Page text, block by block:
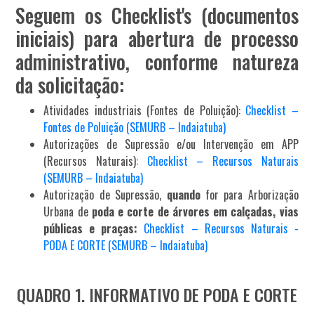
Seguem os Checklist's (documentos
iniciais) para abertura de processo
administrativo, conforme natureza
da solicitação:
Atividades industriais (Fontes de Poluição): Checklist –
Fontes de Poluição (SEMURB – Indaiatuba)
Autorizações de Supressão e/ou Intervenção em APP
(Recursos Naturais): Checklist – Recursos Naturais
(SEMURB – Indaiatuba)
Autorização de Supressão, quandofor para Arborização
Urbana de poda e corte de árvores em calçadas, vias
públicas e praças: Checklist – Recursos Naturais -
PODA E CORTE (SEMURB – Indaiatuba)
QUADRO 1. INFORMATIVO DE PODA E CORTE